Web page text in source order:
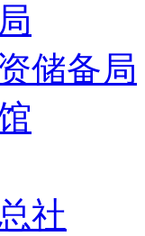
储备局
社